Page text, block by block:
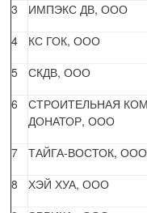
3
ИМПЭКС ДВ, ООО
4
КС ГОК, ООО
5
СКДВ, ООО
6
СТРОИТЕЛЬНАЯ
ДОНАТОР, ООО
7
ТАЙГА-ВОСТОК, ООО
8
ХЭЙ ХУА, ООО